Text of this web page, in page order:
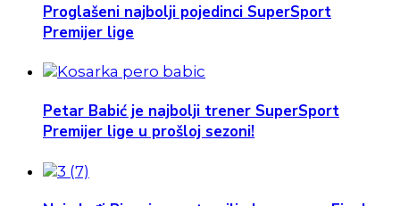
Proglašeni najbolji pojedinci SuperSport
Premijer lige
Petar Babić je najbolji trener SuperSport
Premijer lige u prošloj sezoni!